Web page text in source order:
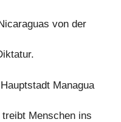
von der
Managua
Menschen ins